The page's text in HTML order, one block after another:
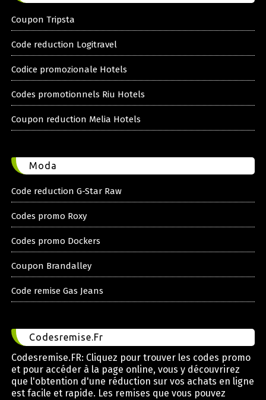
Coupon Tripsta
Code reduction Logitravel
Codice promozionale Hotels
Codes promotionnels Riu Hotels
Coupon reduction Melia Hotels
Moda
Code reduction G-Star Raw
Codes promo Roxy
Codes promo Dockers
Coupon Brandalley
Code remise Gas Jeans
Codesremise.Fr
Codesremise.FR: Cliquez pour trouver les codes promo
et pour accéder à la page online, vous y découvrirez
que l'obtention d'une réduction sur vos achats en ligne
est facile et rapide. Les remises que vous pouvez